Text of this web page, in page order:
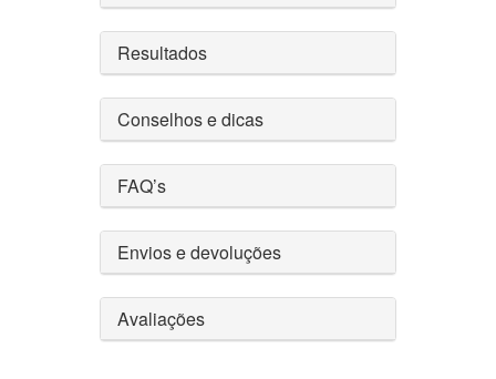
Resultados
Conselhos e dicas
FAQ’s
Envios e devoluções
Avaliações